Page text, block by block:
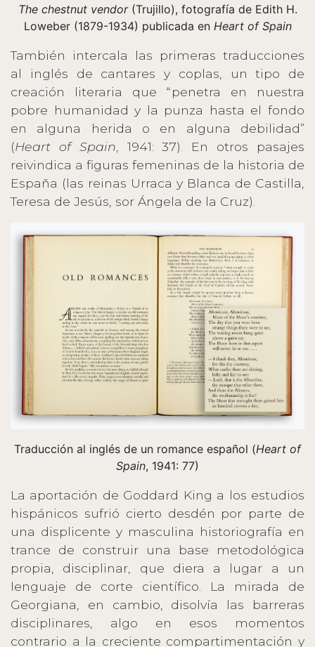
The chestnut vendor(Trujillo), fotografía de Edith H.
Loweber (1879-1934) publicada en Heart of Spain
También intercala las primeras traducciones
al inglés de cantares y coplas, un tipo de
creación literaria que “penetra en nuestra
pobre humanidad y la punza hasta el fondo
en alguna herida o en alguna debilidad”
(Heart of Spain , 1941: 37). En otros pasajes
reivindica a figuras femeninas de la historia de
España (las reinas Urraca y Blanca de Castilla,
Teresa de Jesús, sor Ángela de la Cruz).
Traducción al inglés de un romance español (Heart of
Spain, 1941: 77)
La aportación de Goddard King a los estudios
hispánicos sufrió cierto desdén por parte de
una displicente y masculina historiografía en
trance de construir una base metodológica
propia, disciplinar, que diera a lugar a un
lenguaje de corte científico. La mirada de
Georgiana, en cambio, disolvía las barreras
disciplinares, algo en esos momentos
contrario a la creciente compartimentación y